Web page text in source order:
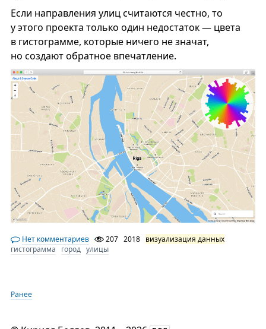
Если направления улиц считаются честно, то
у этого проекта только один недостаток — цвета
в гистограмме, которые ничего не значат,
но создают обратное впечатление.
Нет комментариев 207 2018 визуализация данных
гистограмма
город улицы
Ранее